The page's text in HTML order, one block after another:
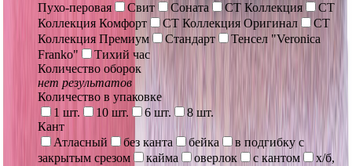
Пухо-перовая
Свит Соната СТ Коллекция
СТ
Коллекция Комфорт
СТ Коллекция Оригинал
СТ
Коллекция Премиум
Стандарт
Тенсел "Veronica
Franko"
Тихий час
Количество оборок
нет результатов
Количество в упаковке
1 шт.
10 шт. 6 шт.
8 шт.
Кант
Атласный
без канта бейка
в подгибку с
закрытым срезом
кайма оверлок с кантом
х/б,